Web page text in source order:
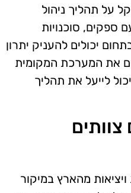
על תהליך ניהול
ספקים, סוכנויות
יכולים להעניק יתרון
את המערכת המקומית
לייעל את תהליך
צוותים
מהארץ במיקור